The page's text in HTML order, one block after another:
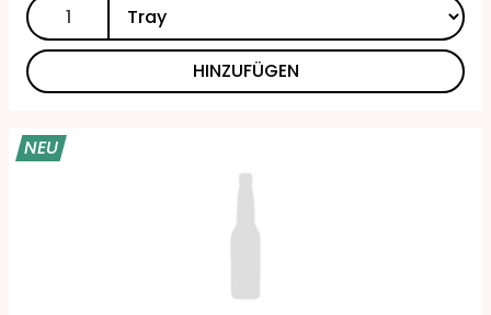
HINZUFÜGEN
NEU